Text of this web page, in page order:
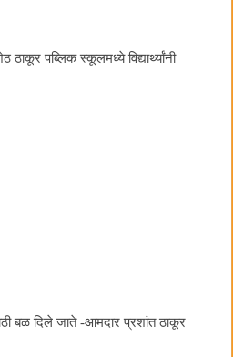
पब्लिक स्कूलमध्ये विद्यार्थ्यांनी
बळ दिले जाते -आमदार प्रशांत ठाकूर